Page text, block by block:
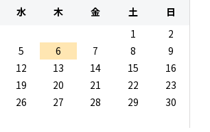
水 木 金 土
日
1
2
5 6 7 8
9
12 13 14 15
16
19 20 21 22
23
26 27 28 29
30